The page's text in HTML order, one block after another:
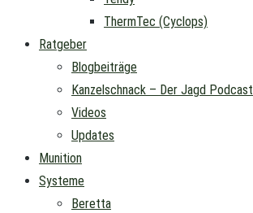
ThermTec (Cyclops)
Ratgeber
Blogbeiträge
Kanzelschnack – Der Jagd Podcast
Videos
Updates
Munition
Systeme
Beretta